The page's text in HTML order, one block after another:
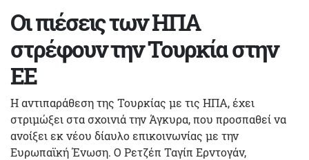
Οι πιέσεις των ΗΠΑ
στρέφουν την Τουρκία στην
ΕΕ
Η αντιπαράθεση της Τουρκίας με τις ΗΠΑ, έχει
στριμώξει στα σχοινιά την Άγκυρα, που προσπαθεί να
ανοίξει εκ νέου δίαυλο επικοινωνίας με την
Ευρωπαϊκή Ένωση. Ο Ρετζέπ Ταγίπ Ερντογάν,